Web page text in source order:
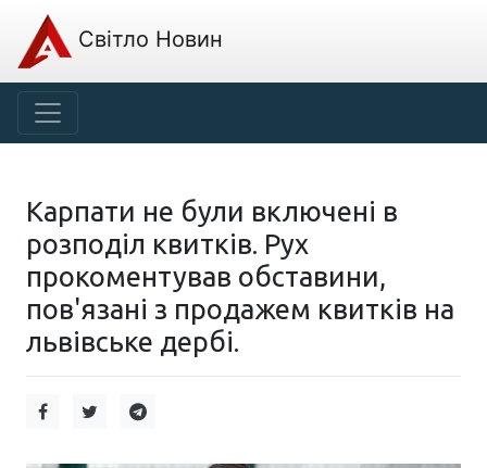
Світло Новин
Карпати не були включені в
розподіл квитків. Рух
прокоментував обставини,
пов'язані з продажем квитків на
львівське дербі.